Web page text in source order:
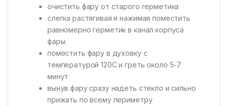
очистить фару от старого герметика
слегка растягивая и нажимая поместить
равномерно герметик в канал корпуса
фары
поместить фару в духовку с
температурой 120С и греть около 5-7
минут
вынув фару сразу надеть стекло и сильно
прижать по всему периметру